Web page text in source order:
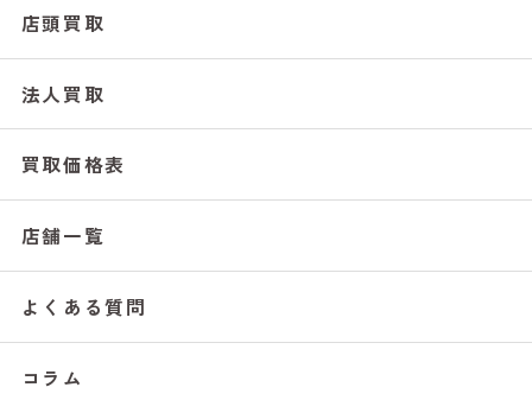
店頭買取
法人買取
買取価格表
店舗一覧
よくある質問
コラム